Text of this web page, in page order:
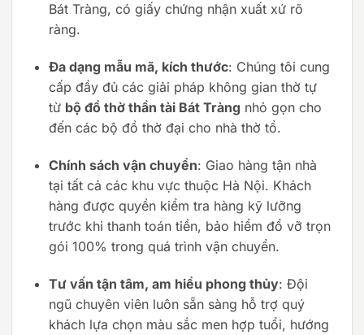
Bát Tràng, có giấy chứng nhận xuất xứ rõ
ràng.
Đa dạng mẫu mã, kích thước: Chúng tôi cung
cấp đầy đủ các giải pháp không gian thờ tự
từ bộ đồ thờ thần tài Bát Tràng nhỏ gọn cho
đến các bộ đồ thờ đại cho nhà thờ tổ.
Chính sách vận chuyển: Giao hàng tận nhà
tại tất cả các khu vực thuộc Hà Nội. Khách
hàng được quyền kiểm tra hàng kỹ lưỡng
trước khi thanh toán tiền, bảo hiểm đổ vỡ trọn
gói 100% trong quá trình vận chuyển.
Tư vấn tận tâm, am hiểu phong thủy: Đội
ngũ chuyên viên luôn sẵn sàng hỗ trợ quý
khách lựa chọn màu sắc men hợp tuổi, hướng